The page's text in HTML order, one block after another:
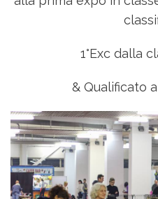
1°Exc dalla
& Qualificato